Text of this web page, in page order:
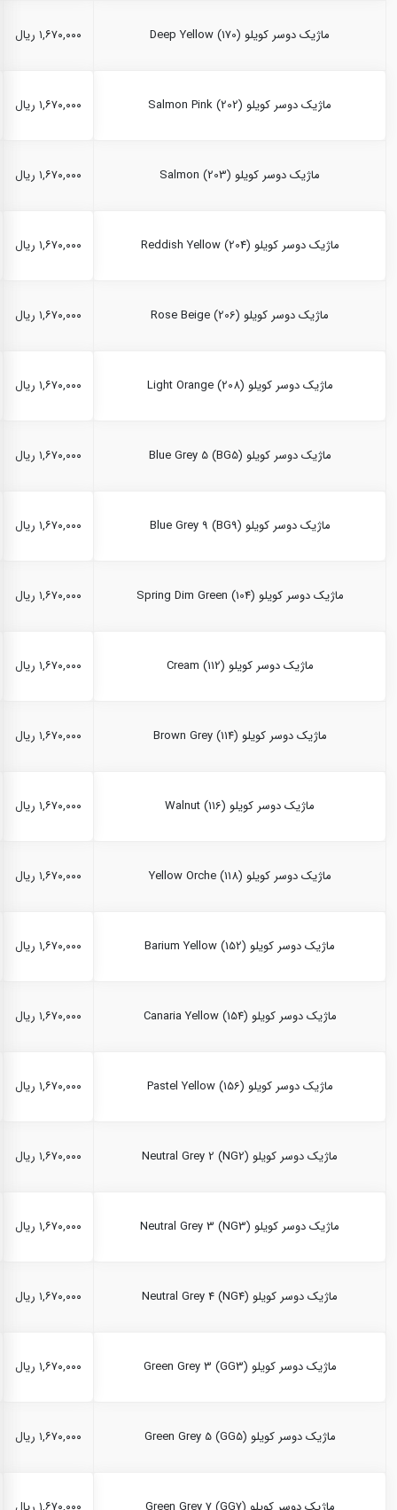
ماژیک دوسر کویلو Deep Yellow (170) ۱,۶۷۰,۰۰۰ ریال
ماژیک دوسر کویلو Salmon Pink (202) ۱,۶۷۰,۰۰۰ ریال
ماژیک دوسر کویلو Salmon (203) ۱,۶۷۰,۰۰۰ ریال
ماژیک دوسر کویلو Reddish Yellow (204) ۱,۶۷۰,۰۰۰ ریال
ماژیک دوسر کویلو Rose Beige (206) ۱,۶۷۰,۰۰۰ ریال
ماژیک دوسر کویلو Light Orange (208) ۱,۶۷۰,۰۰۰ ریال
ماژیک دوسر کویلو Blue Grey 5 (BG5) ۱,۶۷۰,۰۰۰ ریال
ماژیک دوسر کویلو Blue Grey 9 (BG9) ۱,۶۷۰,۰۰۰ ریال
ماژیک دوسر کویلو Spring Dim Green (104) ۱,۶۷۰,۰۰۰ ریال
ماژیک دوسر کویلو Cream (112) ۱,۶۷۰,۰۰۰ ریال
ماژیک دوسر کویلو Brown Grey (114) ۱,۶۷۰,۰۰۰ ریال
ماژیک دوسر کویلو Walnut (116) ۱,۶۷۰,۰۰۰ ریال
ماژیک دوسر کویلو Yellow Orche (118) ۱,۶۷۰,۰۰۰ ریال
ماژیک دوسر کویلو Barium Yellow (152) ۱,۶۷۰,۰۰۰ ریال
ماژیک دوسر کویلو Canaria Yellow (154) ۱,۶۷۰,۰۰۰ ریال
ماژیک دوسر کویلو Pastel Yellow (156) ۱,۶۷۰,۰۰۰ ریال
ماژیک دوسر کویلو Neutral Grey 2 (NG2) ۱,۶۷۰,۰۰۰ ریال
ماژیک دوسر کویلو Neutral Grey 3 (NG3) ۱,۶۷۰,۰۰۰ ریال
ماژیک دوسر کویلو Neutral Grey 4 (NG4) ۱,۶۷۰,۰۰۰ ریال
ماژیک دوسر کویلو Green Grey 3 (GG3) ۱,۶۷۰,۰۰۰ ریال
ماژیک دوسر کویلو Green Grey 5 (GG5) ۱,۶۷۰,۰۰۰ ریال